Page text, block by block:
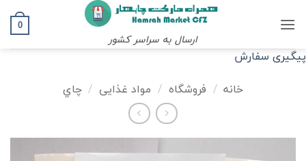
ارسال به سراسر کشور
0
پیگیری سفارش
خانه / فروشگاه / مواد غذایی / چاي